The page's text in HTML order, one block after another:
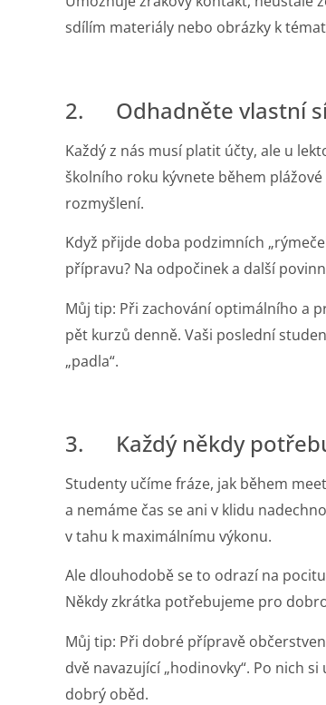
sdílím materiály nebo obrázky k
2. Odhadněte vlastní
Každý z nás musí platit účty, ale u
školního roku kývnete během
rozmyšlení.
Když přijde doba podzimních
přípravu? Na odpočinek a další
Můj tip: Při zachování optimálního a
pět kurzů denně. Vaši poslední
„padla“.
3. Každý někdy
Studenty učíme fráze, jak během
a nemáme čas se ani v klidu
v tahu k maximálnímu výkonu.
Ale dlouhodobě se to odrazí na
Někdy zkrátka potřebujeme pro
Můj tip: Při dobré přípravě
dvě navazující „hodinovky“. Po nich
dobrý oběd.